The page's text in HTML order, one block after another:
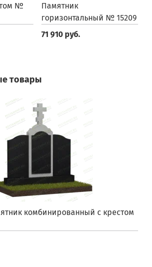
№
Памятник
горизонтальный № 15209
71 910 руб.
товары
комбинированный с крестом